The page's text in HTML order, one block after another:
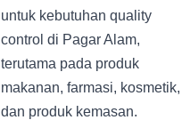
untuk kebutuhan quality
control di Pagar Alam,
terutama pada produk
makanan, farmasi, kosmetik,
dan produk kemasan.